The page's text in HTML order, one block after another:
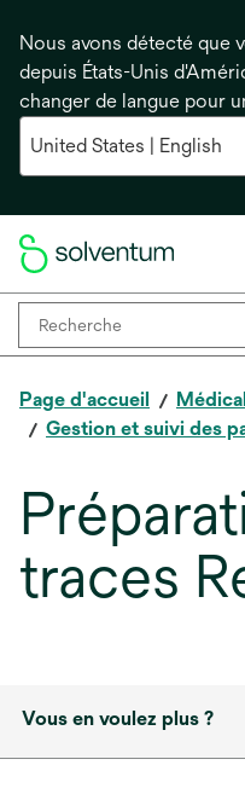
Nous avons détecté que
depuis États-Unis
changer de langue pour
Page d'accueil
Médical
Gestion et suivi des
traces
Vous en voulez plus ?